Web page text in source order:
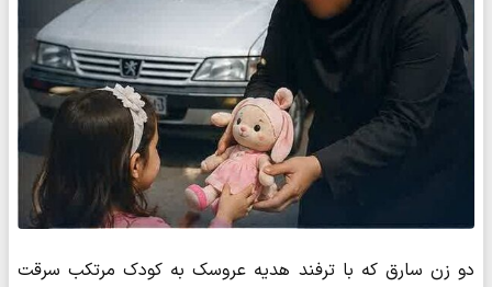
دو زن سارق که با ترفند هدیه عروسک به کودک مرتکب سرقت